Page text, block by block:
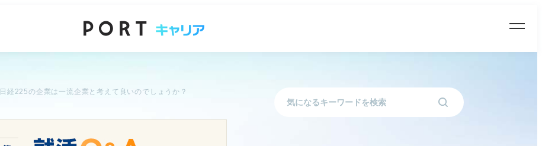
日経225の企業は一流企業と考えて良いのでしょうか？